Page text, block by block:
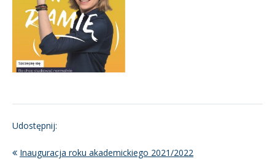
Udostępnij:
Inauguracja roku akademickiego 2021/2022